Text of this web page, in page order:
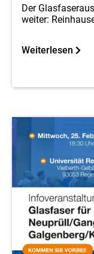
Der
weiter:
Weiterlesen